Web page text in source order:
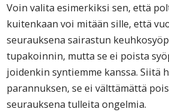
Voin valita esimerkiksi sen, että
kuitenkaan voi mitään sille, että
seurauksena sairastun
tupakoinnin, mutta se ei poista
joidenkin syntiemme kanssa. Siitä
parannuksen, se ei välttämättä
seurauksena tulleita ongelmia.